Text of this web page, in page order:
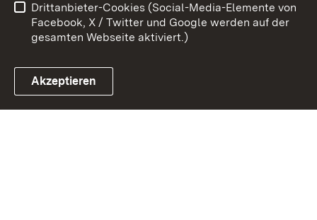
Link zum Landesportal
Impressum Cookies
Drittanbieter-Cookies (Social-Media-Elemente von
Facebook, X / Twitter und Google werden auf der
gesamten Webseite aktiviert.)
Akzeptieren